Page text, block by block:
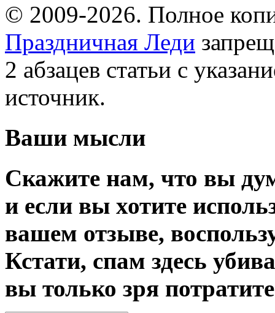
© 2009-2026. Полное
Праздничная Леди
2 абзацев статьи с
источник.
Ваши мысли
Скажите нам, что вы
и если вы хотите
вашем отзыве,
Кстати, спам здесь
вы только зря